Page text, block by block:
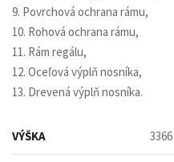
9. Povrchová ochrana rámu,
10. Rohová ochrana rámu,
11. Rám regálu,
12. Oceľová výplň nosníka,
13. Drevená výplň nosníka.
VÝŠKA